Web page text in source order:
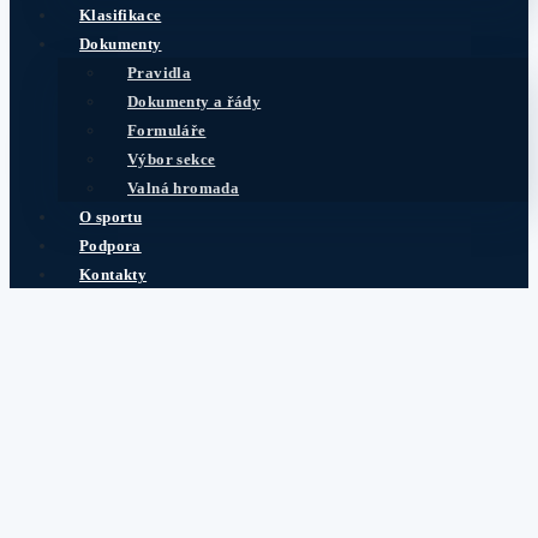
Klasifikace
Dokumenty
Pravidla
Dokumenty a řády
Formuláře
Výbor sekce
Valná hromada
O sportu
Podpora
Kontakty
24. října 2024.
Pozvánka
© 2025 Paraswimming.cz